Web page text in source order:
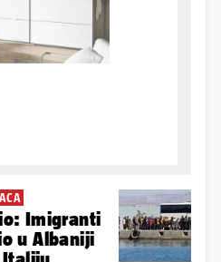
Imigranti
u Albaniji